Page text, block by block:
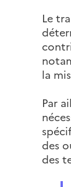
Le
la
Par
des
des